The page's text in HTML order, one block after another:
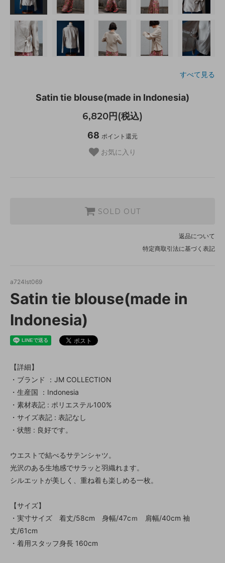
すべて見る
Satin tie blouse(made in Indonesia)
6,820円(税込)
68 ポイント還元
お気に入り
SOLD OUT
返品について
特定商取引法に基づく表記
a724lst069
Satin tie blouse(made in
Indonesia)
【詳細】
・ブランド ：JM COLLECTION
・生産国 ：Indonesia
・素材表記 : ポリエステル100%
・サイズ表記 : 表記なし
・状態 : 良好です。
ウエストで結べるサテンシャツ。
光沢のある生地感でサラッと羽織れます。
シルエットが美しく、重ね着も楽しめる一枚。
【サイズ】
・実寸サイズ 着丈/58cm 身幅/47cｍ 肩幅/40cm 袖
丈/61cm
・着用スタッフ身長 160cm